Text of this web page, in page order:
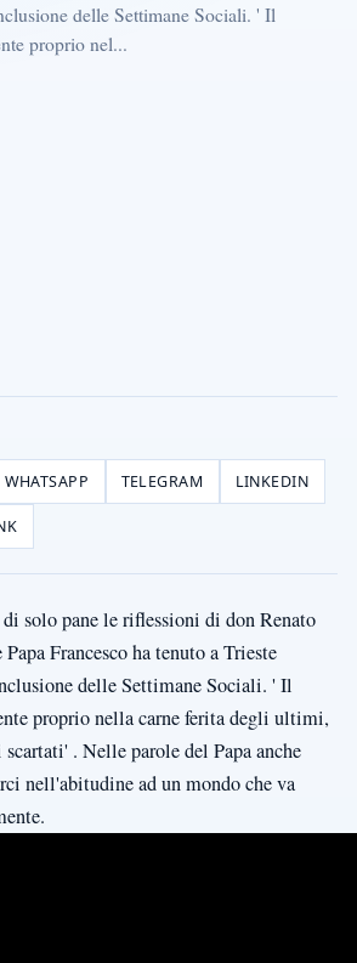
delle Settimane Sociali. ' Il
proprio nel...
WHATSAPP TELEGRAM LINKEDIN
solo pane le riflessioni di don Renato
Francesco ha tenuto a Trieste
delle Settimane Sociali. ' Il
proprio nella carne ferita degli ultimi,
. Nelle parole del Papa anche
nell'abitudine ad un mondo che va